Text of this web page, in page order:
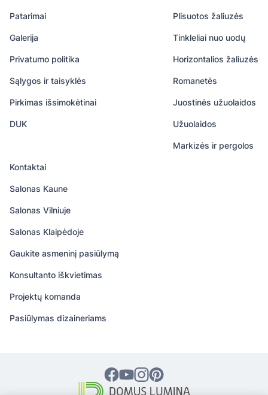
Patarimai
Galerija
Privatumo politika
Sąlygos ir taisyklės
Pirkimas išsimokėtinai
DUK
Plisuotos žaliuzės
Tinkleliai nuo uodų
Horizontalios žaliuzės
Romanetės
Juostinės užuolaidos
Užuolaidos
Markizės ir pergolos
Kontaktai
Salonas Kaune
Salonas Vilniuje
Salonas Klaipėdoje
Gaukite asmeninį pasiūlymą
Konsultanto iškvietimas
Projektų komanda
Pasiūlymas dizaineriams